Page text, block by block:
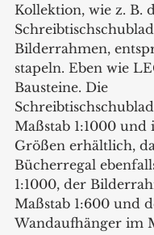
Kollektion, wie z. B.
Bilderrahmen,
stapeln. Eben wie
Bausteine. Die
Maßstab 1:1000 und
Größen erhältlich,
Bücherregal
1:1000, der
Maßstab 1:600 und
Wandaufhänger im